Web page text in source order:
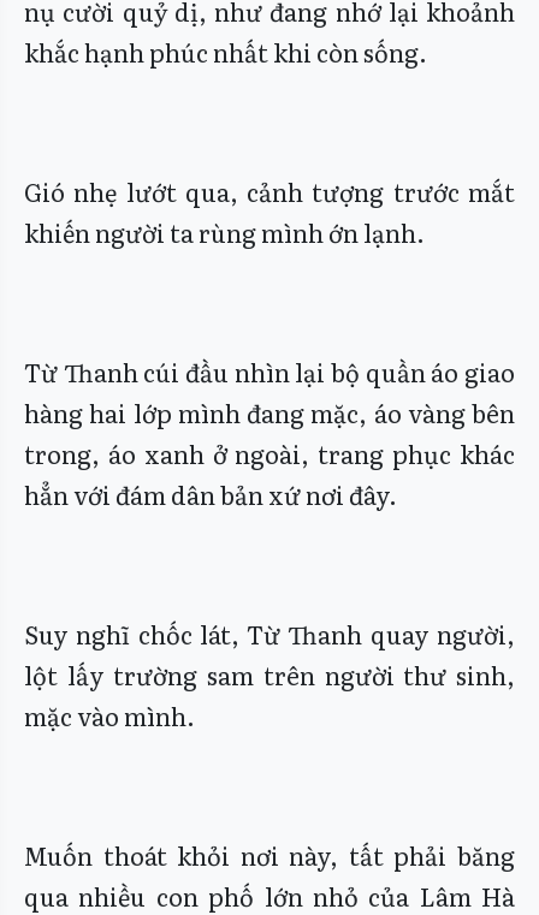
nụ cười quỷ dị, như đang nhớ lại khoảnh
khắc hạnh phúc nhất khi còn sống.
Gió nhẹ lướt qua, cảnh tượng trước mắt
khiến người ta rùng mình ớn lạnh.
Từ Thanh cúi đầu nhìn lại bộ quần áo giao
hàng hai lớp mình đang mặc, áo vàng bên
trong, áo xanh ở ngoài, trang phục khác
hẳn với đám dân bản xứ nơi đây.
Suy nghĩ chốc lát, Từ Thanh quay người,
lột lấy trường sam trên người thư sinh,
mặc vào mình.
Muốn thoát khỏi nơi này, tất phải băng
qua nhiều con phố lớn nhỏ của Lâm Hà